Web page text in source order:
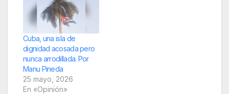
Cuba, una isla de
dignidad acosada pero
nunca arrodillada. Por
Manu Pineda
25 mayo, 2026
En «Opinión»